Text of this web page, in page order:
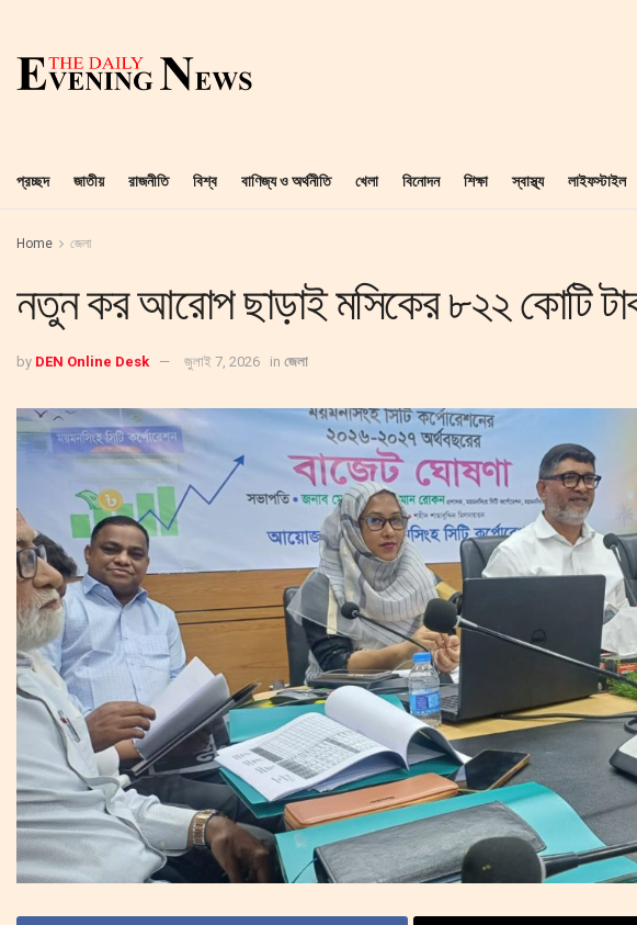
প্রচ্ছদ জাতীয় রাজনীতি বিশ্ব বাণিজ্য ও অর্থনীতি খেলা বিনোদন শিক্ষা স্বাস্থ্য লাইফস্টাইল
Home জেলা
নতুন কর আরোপ ছাড়াই মসিকের ৮২২ কোটি
by DEN Online Desk জুলাই 7, 2026 in জেলা